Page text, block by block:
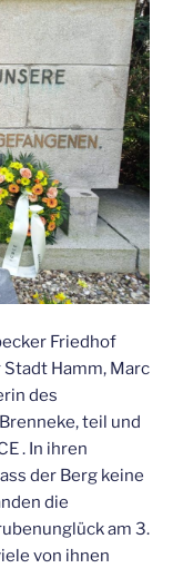
Friedhof
Hamm, Marc
des
teil und
. In ihren
der Berg keine
die
am 3.
von ihnen